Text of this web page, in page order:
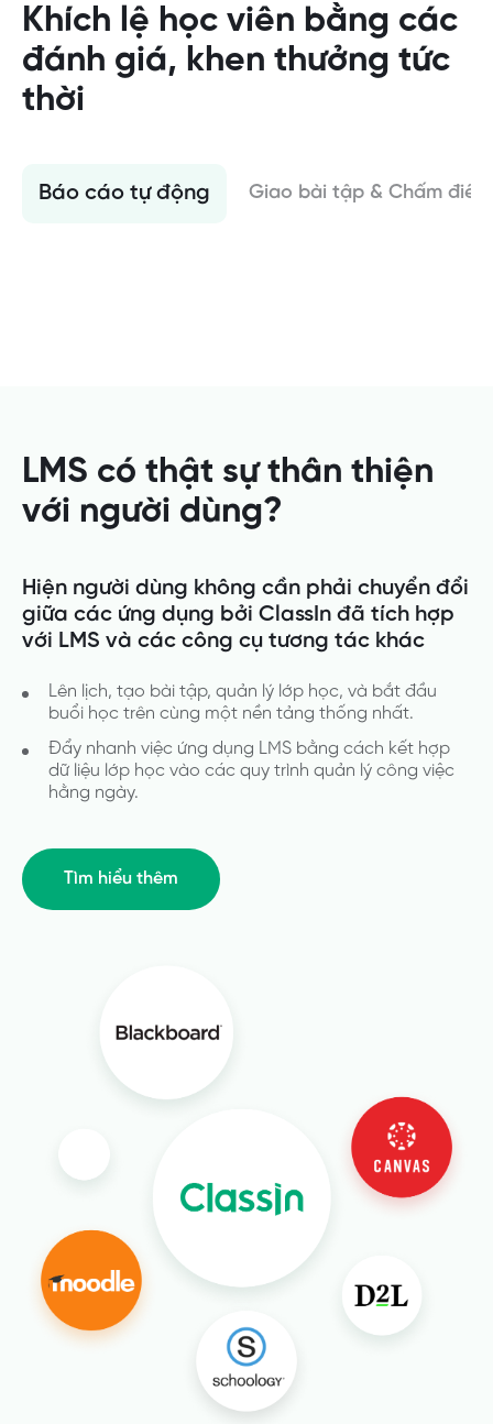
Khích lệ học viên bằng các
đánh giá, khen thưởng tức
thời
Báo cáo tự động Giao bài tập & Chấm điểm
LMS có thật sự thân thiện
với người dùng?
Hiện người dùng không cần phải chuyển đổi
giữa các ứng dụng bởi ClassIn đã tích hợp
với LMS và các công cụ tương tác khác
Lên lịch, tạo bài tập, quản lý lớp học, và bắt đầu
buổi học trên cùng một nền tảng thống nhất.
Đẩy nhanh việc ứng dụng LMS bằng cách kết hợp
dữ liệu lớp học vào các quy trình quản lý công việc
hằng ngày.
Tìm hiểu thêm